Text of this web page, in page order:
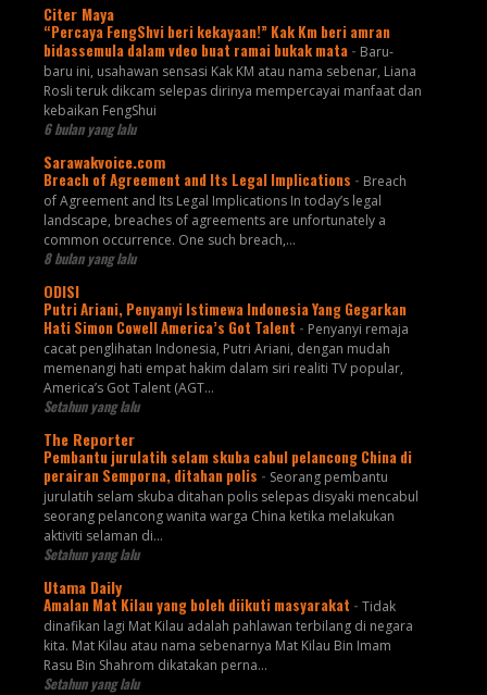
Citer Maya
“Percaya FengShvi beri kekayaan!” Kak Km beri amran
bidassemula dalam vdeo buat ramai bukak mata - Baru-
baru ini, usahawan sensasi Kak KM atau nama sebenar, Liana
Rosli teruk dikcam selepas dirinya mempercayai manfaat dan
kebaikan FengShui
6 bulan yang lalu
Sarawakvoice.com
Breach of Agreement and Its Legal Implications - Breach
of Agreement and Its Legal Implications In today’s legal
landscape, breaches of agreements are unfortunately a
common occurrence. One such breach,...
8 bulan yang lalu
ODISI
Putri Ariani, Penyanyi Istimewa Indonesia Yang Gegarkan
Hati Simon Cowell America’s Got Talent - Penyanyi remaja
cacat penglihatan Indonesia, Putri Ariani, dengan mudah
memenangi hati empat hakim dalam siri realiti TV popular,
America’s Got Talent (AGT...
Setahun yang lalu
The Reporter
Pembantu jurulatih selam skuba cabul pelancong China di
perairan Semporna, ditahan polis - Seorang pembantu
jurulatih selam skuba ditahan polis selepas disyaki mencabul
seorang pelancong wanita warga China ketika melakukan
aktiviti selaman di...
Setahun yang lalu
Utama Daily
Amalan Mat Kilau yang boleh diikuti masyarakat - Tidak
dinafikan lagi Mat Kilau adalah pahlawan terbilang di negara
kita. Mat Kilau atau nama sebenarnya Mat Kilau Bin Imam
Rasu Bin Shahrom dikatakan perna...
Setahun yang lalu